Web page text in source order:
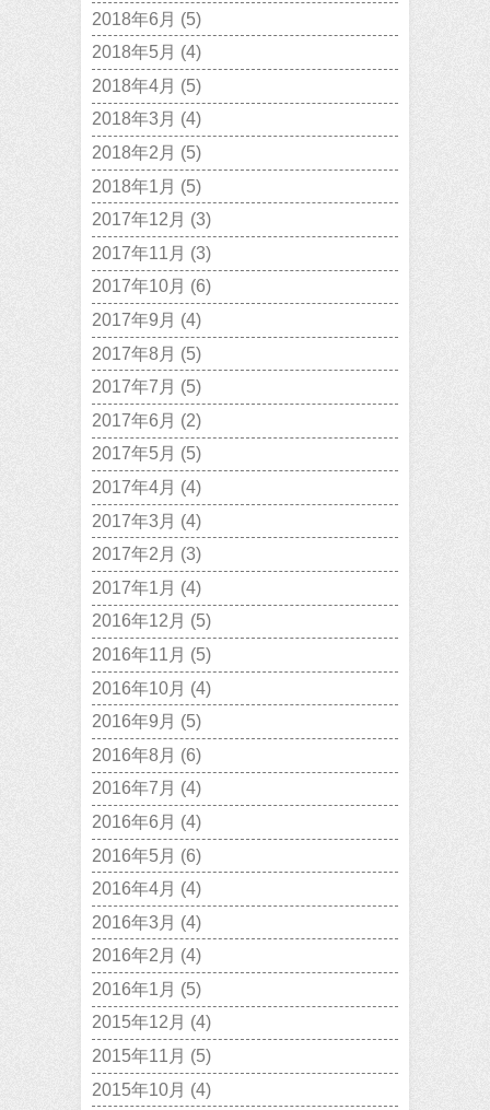
2018年6月 (5)
2018年5月 (4)
2018年4月 (5)
2018年3月 (4)
2018年2月 (5)
2018年1月 (5)
2017年12月 (3)
2017年11月 (3)
2017年10月 (6)
2017年9月 (4)
2017年8月 (5)
2017年7月 (5)
2017年6月 (2)
2017年5月 (5)
2017年4月 (4)
2017年3月 (4)
2017年2月 (3)
2017年1月 (4)
2016年12月 (5)
2016年11月 (5)
2016年10月 (4)
2016年9月 (5)
2016年8月 (6)
2016年7月 (4)
2016年6月 (4)
2016年5月 (6)
2016年4月 (4)
2016年3月 (4)
2016年2月 (4)
2016年1月 (5)
2015年12月 (4)
2015年11月 (5)
2015年10月 (4)